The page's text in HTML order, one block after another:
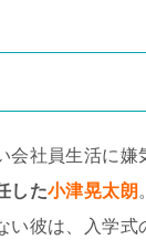
会社員生活に嫌
した小津晃太朗
い彼は、入学式